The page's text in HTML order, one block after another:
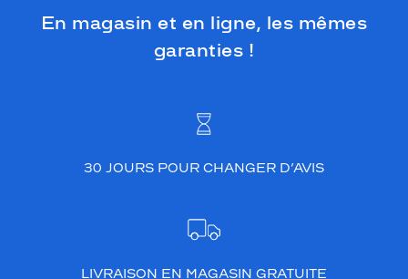
En magasin et en ligne, les mêmes
garanties !
30 JOURS POUR CHANGER D’AVIS
LIVRAISON EN MAGASIN GRATUITE